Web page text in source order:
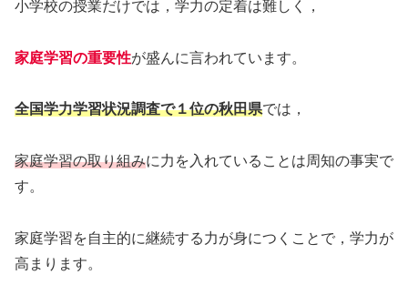
小学校の授業だけでは，学力の定着は難しく，
家庭学習の重要性が盛んに言われています。
全国学力学習状況調査で１位の秋田県では，
家庭学習の取り組みに力を入れていることは周知の事実で
す。
家庭学習を自主的に継続する力が身につくことで，学力が
高まります。